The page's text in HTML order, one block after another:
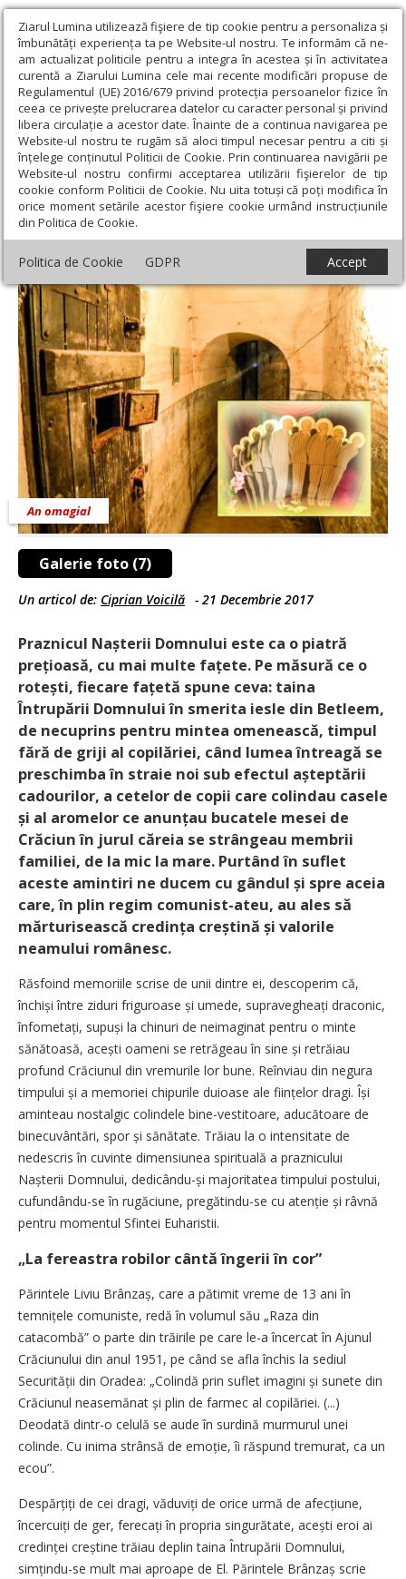
Ziarul Lumina utilizează fişiere de tip cookie pentru a personaliza și
îmbunătăți experiența ta pe Website-ul nostru. Te informăm că ne-
am actualizat politicile pentru a integra în acestea și în activitatea
curentă a Ziarului Lumina cele mai recente modificări propuse de
Regulamentul (UE) 2016/679 privind protecția persoanelor fizice în
ceea ce privește prelucrarea datelor cu caracter personal și privind
libera circulație a acestor date. Înainte de a continua navigarea pe
Website-ul nostru te rugăm să aloci timpul necesar pentru a citi și
înțelege conținutul Politicii de Cookie. Prin continuarea navigării pe
Website-ul nostru confirmi acceptarea utilizării fişierelor de tip
cookie conform Politicii de Cookie. Nu uita totuși că poți modifica în
orice moment setările acestor fişiere cookie urmând instrucțiunile
din Politica de Cookie.
Politica de Cookie GDPR Accept
Ziarul Lumina › Actualitate religioasă › An omagial
›
Sărbătoarea Nașterii Domnului în temnițele comuniste
Sărbătoarea Nașterii Domnului în
temnițele comuniste
Galerie foto (7)
An omagial
Un articol de: Ciprian Voicilă - 21 Decembrie 2017
Praznicul Nașterii Domnului este ca o piatră
prețioasă, cu mai multe fațete. Pe măsură ce o
rotești, fiecare fațetă spune ceva: taina
Întrupării Domnului în smerita iesle din Betleem,
de necuprins pentru mintea omenească, timpul
fără de griji al copilăriei, când lumea întreagă se
preschimba în straie noi sub efectul așteptării
cadourilor, a cetelor de copii care colindau casele
și al aromelor ce anunțau bucatele mesei de
Crăciun în jurul căreia se strângeau membrii
familiei, de la mic la mare. Purtând în suflet
aceste amintiri ne ducem cu gândul și spre aceia
care, în plin regim comunist-ateu, au ales să
mărturisească credința creștină și valorile
neamului românesc.
Răsfoind memoriile scrise de unii dintre ei, descoperim că,
închiși între ziduri friguroase și umede, supravegheați draconic,
înfometați, supuși la chinuri de neimaginat pentru o minte
sănătoasă, acești oameni se retrăgeau în sine și retrăiau
profund Crăciunul din vremurile lor bune. Reînviau din negura
timpului și a memoriei chipurile duioase ale ființelor dragi. Își
aminteau nostalgic colindele bine-vestitoare, aducătoare de
binecuvântări, spor și sănătate. Trăiau la o intensitate de
nedescris în cuvinte dimensiunea spirituală a praznicului
Nașterii Domnului, dedicându-și majoritatea timpului postului,
cufundându-se în rugăciune, pregătindu-se cu atenție și râvnă
pentru momentul Sfintei Euharistii.
„La fereastra robilor cântă îngerii în cor”
Părintele Liviu Brânzaș, care a pătimit vreme de 13 ani în
temnițele comuniste, redă în volumul său „Raza din
catacombă” o parte din trăirile pe care le-a încercat în Ajunul
Crăciunului din anul 1951, pe când se afla închis la sediul
Securității din Oradea: „Colindă prin suflet ­imagini și sunete din
Crăciunul neasemănat și plin de farmec al copilăriei. (...)
Deodată dintr-o celulă se aude în surdină murmurul unei
colinde. Cu inima strânsă de emoție, îi răspund tremurat, ca un
ecou”.
Despărțiți de cei dragi, văduviți de orice urmă de afec­țiune,
încercuiți de ger, ferecați în propria singurătate, acești eroi ai
credinței creștine trăiau deplin taina Întrupării Domnului,
simțindu-se mult mai aproape de El. Părintele Brânzaș scrie